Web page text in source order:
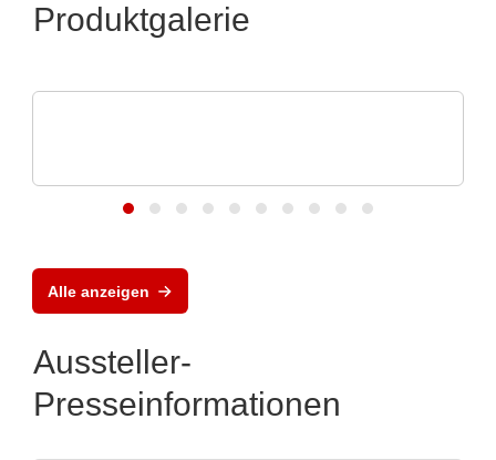
Produktgalerie
Alle anzeigen
Aussteller-
Presseinformationen